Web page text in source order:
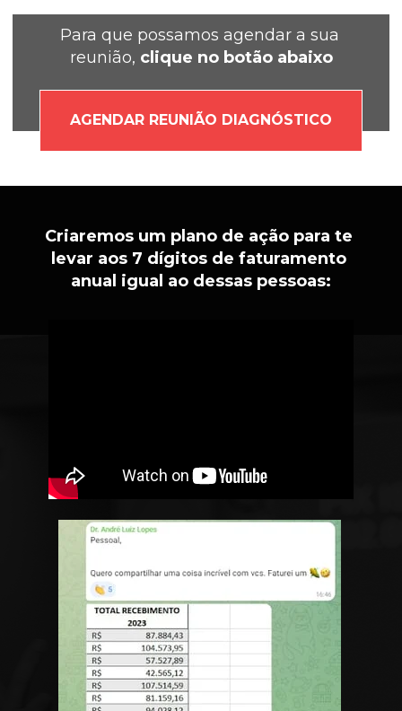
Para que possamos agendar a sua
reunião, clique no botão abaixo
AGENDAR REUNIÃO DIAGNÓSTICO
Criaremos um plano de ação para te
levar aos 7 dígitos de faturamento
anual igual ao dessas pessoas: